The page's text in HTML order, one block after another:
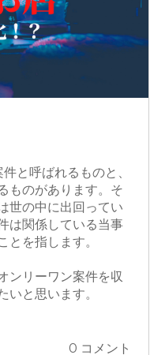
と呼ばれるものと、
ものがあります。そ
世の中に出回ってい
は関係している当事
とを指します。
ンリーワン案件を収
いと思います。
0 コメント